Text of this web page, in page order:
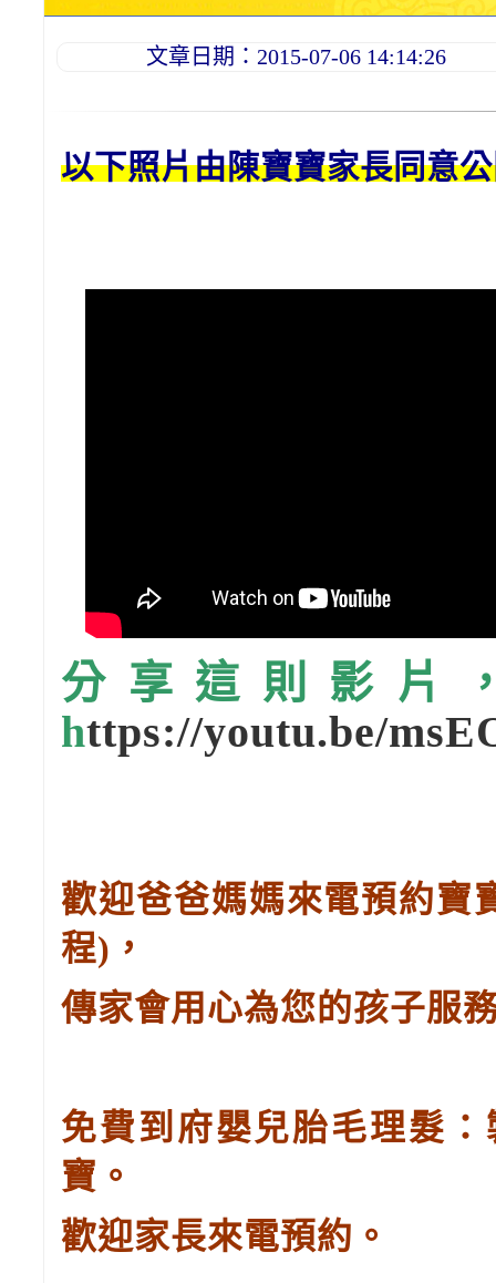
文章日期：2015-07-06 14:14:26
以下照片由陳寶寶家長同意
分享這則影片
https://youtu.be/
歡迎爸爸媽媽來電預約寶
程) ，
傳家會用心為您的孩子服
免費到府嬰兒胎毛理髮
寶。
歡迎家長來電預約。